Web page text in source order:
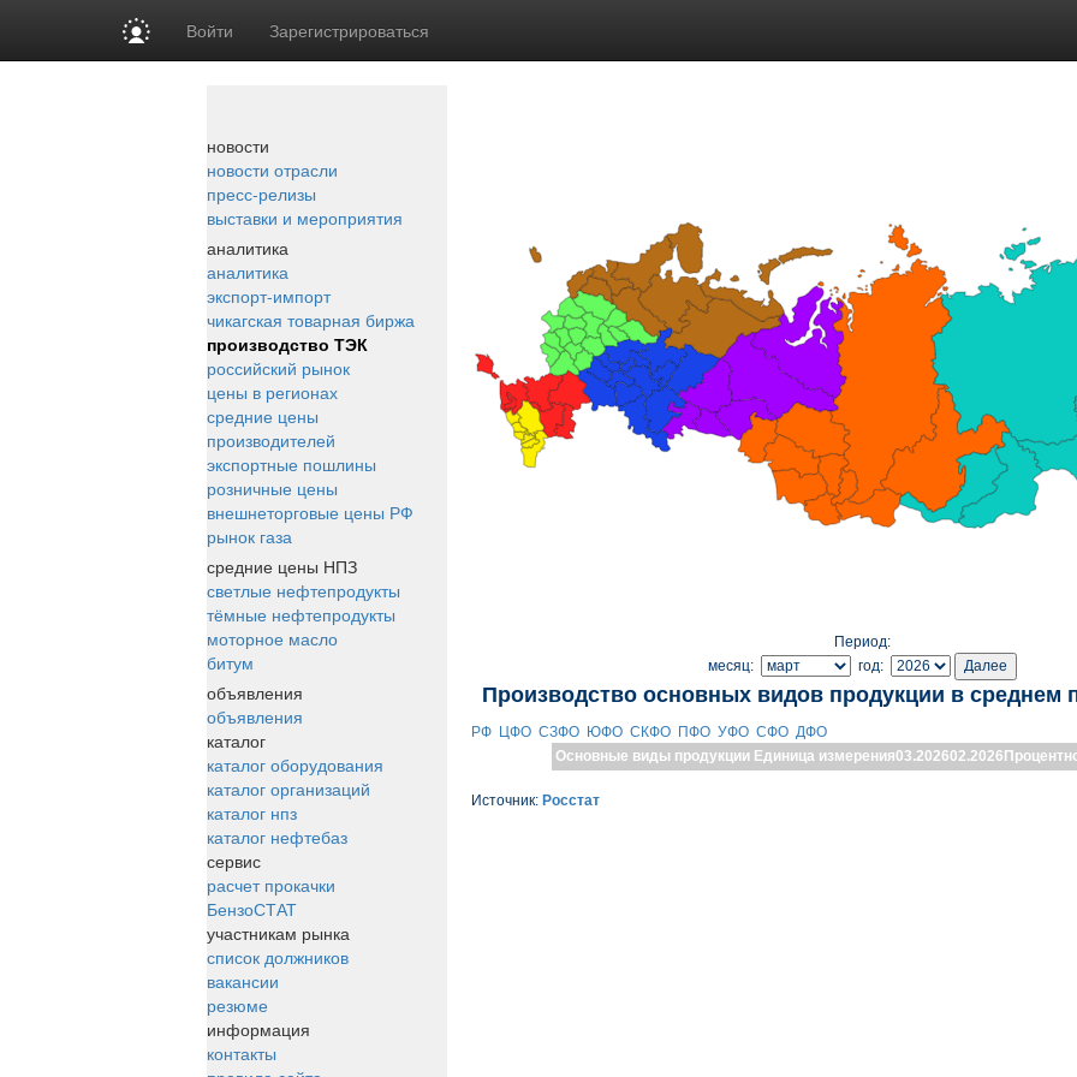
Войти Зарегистрироваться
новости
новости отрасли
пресс-релизы
выставки и мероприятия
аналитика
аналитика
экспорт-импорт
чикагская товарная биржа
производство ТЭК
российский рынок
цены в регионах
средние цены
производителей
экспортные пошлины
розничные цены
внешнеторговые цены РФ
рынок газа
средние цены НПЗ
светлые нефтепродукты
тёмные нефтепродукты
моторное масло
битум
объявления
объявления
каталог
каталог оборудования
каталог организаций
каталог нпз
каталог нефтебаз
сервис
расчет прокачки
БензоСТАТ
участникам рынка
список должников
вакансии
резюме
информация
контакты
Период:
месяц:
год:
Производство основных видов продукции в среднем
РФ ЦФО СЗФО ЮФО СКФО ПФО УФО СФО ДФО
Основные виды продукции Единица измерения03.202602.2026
Источник: Росстат